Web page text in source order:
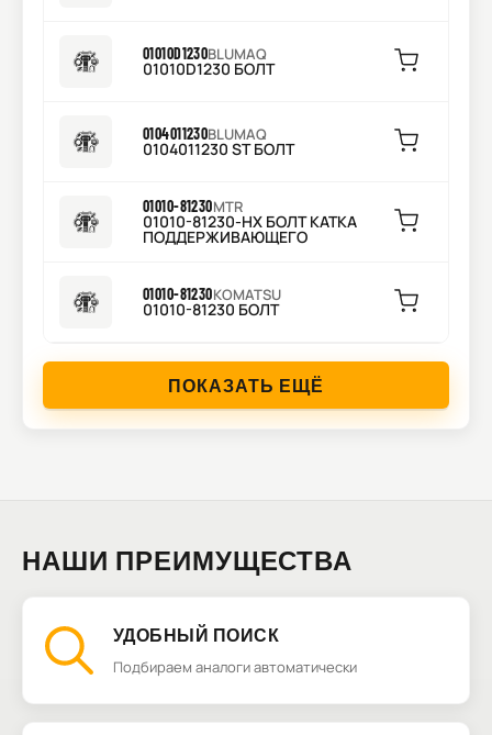
01010D1230BLUMAQ
01010D1230 БОЛТ
0104011230BLUMAQ
0104011230 ST БОЛТ
01010-81230MTR
01010-81230-HX БОЛТ КАТКА
ПОДДЕРЖИВАЮЩЕГО
01010-81230KOMATSU
01010-81230 БОЛТ
ПОКАЗАТЬ ЕЩЁ
НАШИ ПРЕИМУЩЕСТВА
УДОБНЫЙ ПОИСК
Подбираем аналоги автоматически